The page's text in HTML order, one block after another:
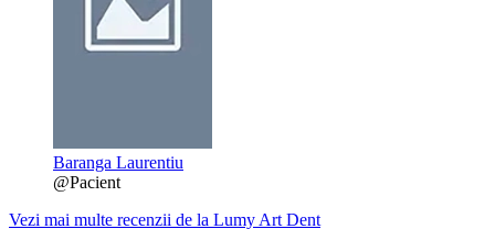
Baranga Laurentiu
@Pacient
Vezi mai multe recenzii de la Lumy Art Dent